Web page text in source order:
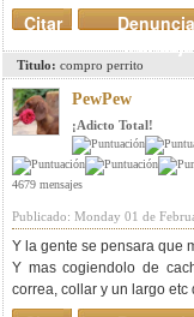
mensaje
Citar
Titulo: compro perrito
PewPew
¡Adicto Total!
4679 mensajes
Publicado: Monday 01 de
Y la gente se pensara que
Y mas cogiendolo de
correa, collar y un largo etc